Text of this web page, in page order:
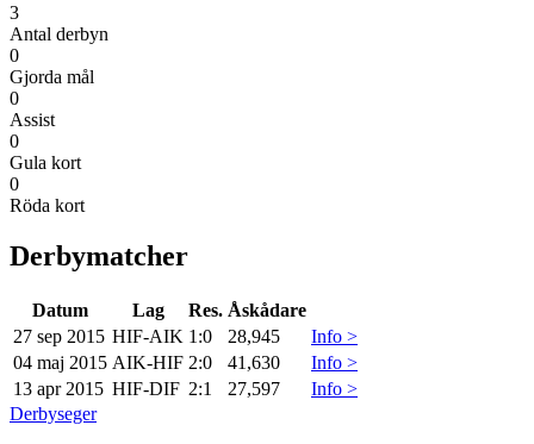
3
Antal derbyn
0
Gjorda mål
0
Assist
0
Gula kort
0
Röda kort
Derbymatcher
Datum Lag Res. Åskådare
27 sep 2015 HIF-AIK 1:0 28,945
Info >
04 maj 2015 AIK-HIF 2:0 41,630
Info >
13 apr 2015 HIF-DIF 2:1 27,597
Info >
Derbyseger